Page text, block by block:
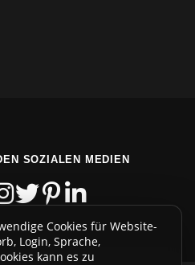
SOZIALEN MEDIEN
Cookies für Website-
Login, Sprache,
kann es zu